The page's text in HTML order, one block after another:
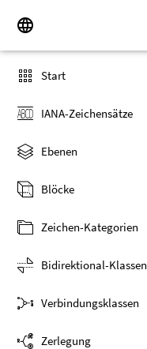
Start
IANA-Zeichensätze
Ebenen
Blöcke
Zeichen-Kategorien
Bidirektional-Klassen
Verbindungsklassen
Zerlegung